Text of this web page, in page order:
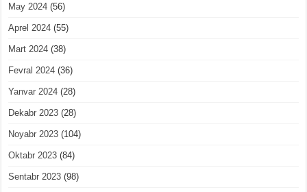
May 2024 (56)
Aprel 2024 (55)
Mart 2024 (38)
Fevral 2024 (36)
Yanvar 2024 (28)
Dekabr 2023 (28)
Noyabr 2023 (104)
Oktabr 2023 (84)
Sentabr 2023 (98)